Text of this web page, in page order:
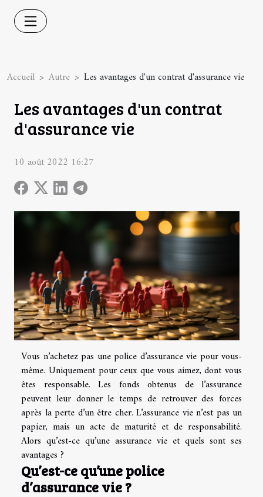
Accueil Autre Les avantages d'un contrat d'assurance vie
Les avantages d'un contrat
d'assurance vie
10 août 2022 16:27
Vous n’achetez pas une police d’assurance vie pour vous-
même. Uniquement pour ceux que vous aimez, dont vous
êtes responsable. Les fonds obtenus de l’assurance
peuvent leur donner le temps de retrouver des forces
après la perte d’un être cher. L’assurance vie n’est pas un
papier, mais un acte de maturité et de responsabilité.
Alors qu’est-ce qu’une assurance vie et quels sont ses
avantages ?
Qu’est-ce qu’une police
d’assurance vie ?